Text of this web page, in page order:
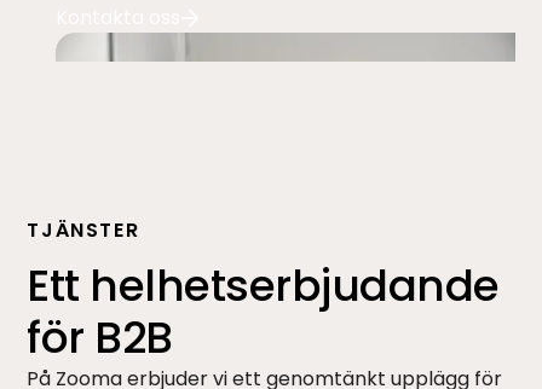
TJÄNSTER
Ett helhetserbjudande
för B2B
På Zooma erbjuder vi ett genomtänkt upplägg för